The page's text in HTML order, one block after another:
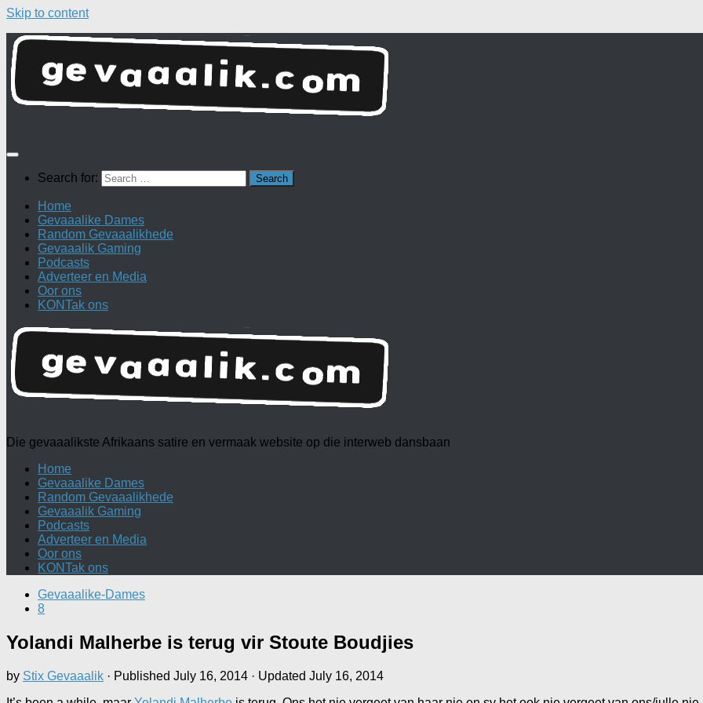
Skip to content
Search for:
Home
Gevaaalike Dames
Random Gevaaalikhede
Gevaaalik Gaming
Podcasts
Adverteer en Media
Oor ons
KONTak ons
Die gevaaalikste Afrikaans satire en vermaak website op die interweb dansbaan
Home
Gevaaalike Dames
Random Gevaaalikhede
Gevaaalik Gaming
Podcasts
Adverteer en Media
Oor ons
KONTak ons
Gevaaalike-Dames
8
Yolandi Malherbe is terug vir Stoute Boudjies
by Stix Gevaaalik · Published July 16, 2014 · Updated July 16, 2014